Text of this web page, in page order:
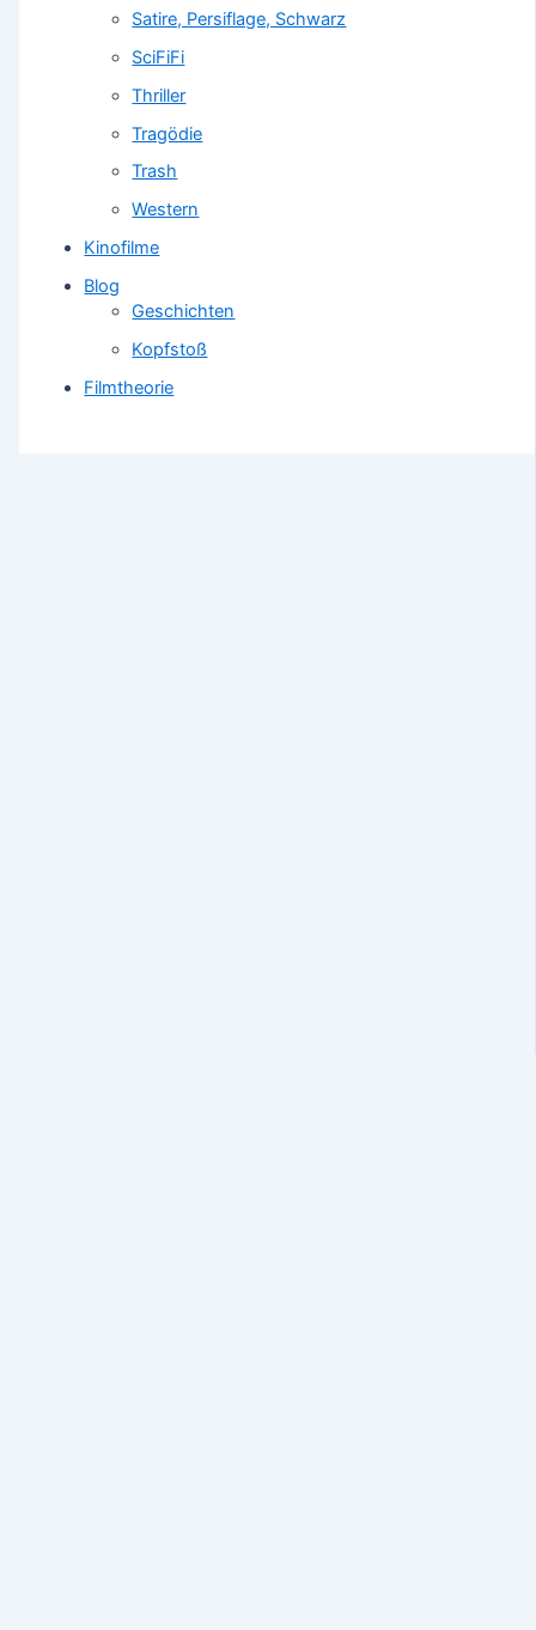
Satire, Persiflage, Schwarz
SciFiFi
Thriller
Tragödie
Trash
Western
Kinofilme
Blog
Geschichten
Kopfstoß
Filmtheorie